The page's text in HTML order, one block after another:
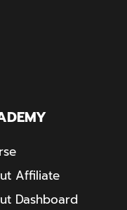
Affiliate
Dashboard